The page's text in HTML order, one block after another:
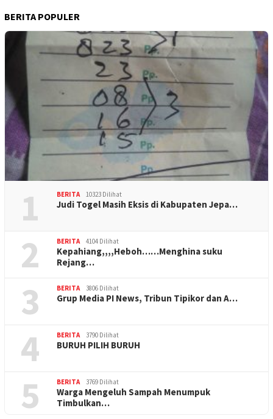
BERITA POPULER
1 BERITA 10323 Dilihat
Judi Togel Masih Eksis di Kabupaten Jepa…
2 BERITA 4104 Dilihat
Kepahiang,,,,Heboh……Menghina suku
Rejang…
3 BERITA 3806 Dilihat
Grup Media PI News, Tribun Tipikor dan A…
4 BERITA 3790 Dilihat
BURUH PILIH BURUH
5 BERITA 3769 Dilihat
Warga Mengeluh Sampah Menumpuk
Timbulkan…